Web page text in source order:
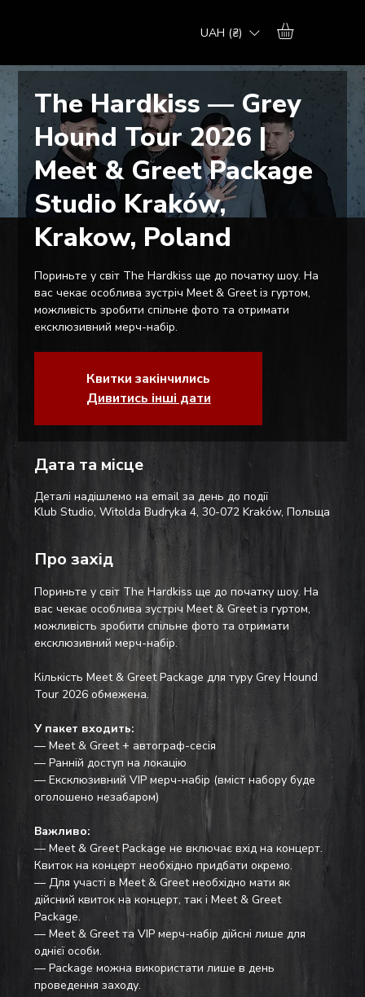
UAH (₴)
The Hardkiss — Grey
Hound Tour 2026 |
Meet & Greet Package
Studio Kraków,
Krakow, Poland
Пориньте у світ The Hardkiss ще до початку шоу. На
вас чекає особлива зустріч Meet & Greet із гуртом,
можливість зробити спільне фото та отримати
ексклюзивний мерч-набір.
Квитки закінчились
Дивитись інші дати
Дата та місце
Деталі надішлемо на email за день до події
Klub Studio, Witolda Budryka 4, 30-072 Kraków, Польща
Про захід
Пориньте у світ The Hardkiss ще до початку шоу. На
вас чекає особлива зустріч Meet & Greet із гуртом,
можливість зробити спільне фото та отримати
ексклюзивний мерч-набір.
Кількість Meet & Greet Package для туру Grey Hound
Tour 2026 обмежена.
У пакет входить:
— Meet & Greet + автограф-сесія
— Ранній доступ на локацію
— Ексклюзивний VIP мерч-набір (вміст набору буде
оголошено незабаром)
Важливо:
— Meet & Greet Package не включає вхід на концерт.
Квиток на концерт необхідно придбати окремо.
— Для участі в Meet & Greet необхідно мати як
дійсний квиток на концерт, так і Meet & Greet
Package.
— Meet & Greet та VIP мерч-набір дійсні лише для
однієї особи.
— Package можна використати лише в день
проведення заходу.